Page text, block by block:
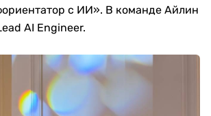
с ИИ». В команде Айлин
AI Engineer.